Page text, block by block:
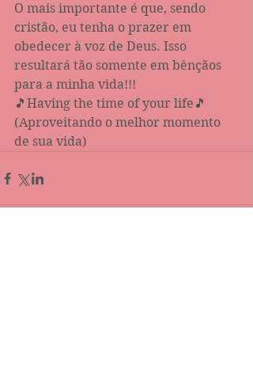
O mais importante é que, sendo
cristão, eu tenha o prazer em
obedecer à voz de Deus. Isso
resultará tão somente em bênçãos
para a minha vida!!!
🎵Having the time of your life🎵
(Aproveitando o melhor momento
de sua vida)